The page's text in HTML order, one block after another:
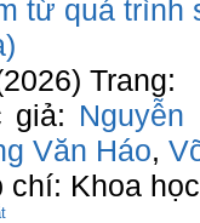
từ quá trình
Trang:
giả: Nguyễn
Văn Háo,
chí: Khoa